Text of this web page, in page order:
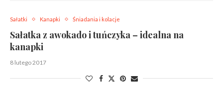
Sałatki Kanapki Śniadania i kolacje
Sałatka z awokado i tuńczyka – idealna na
kanapki
8 lutego 2017